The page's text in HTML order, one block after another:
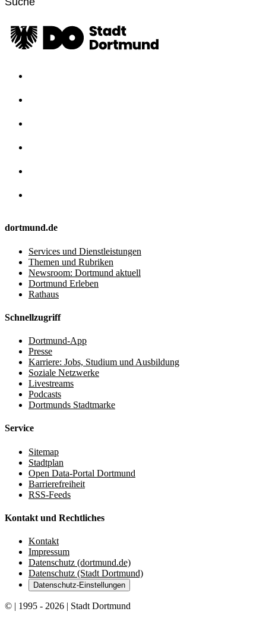
dortmund.de
Services und Dienstleistungen
Themen und Rubriken
Newsroom: Dortmund aktuell
Dortmund Erleben
Rathaus
Schnellzugriff
Dortmund-App
Presse
Karriere: Jobs, Studium und Ausbildung
Soziale Netzwerke
Livestreams
Podcasts
Dortmunds Stadtmarke
Service
Sitemap
Stadtplan
Open Data-Portal Dortmund
Barrierefreiheit
RSS-Feeds
Kontakt und Rechtliches
Kontakt
Impressum
Datenschutz (dortmund.de)
Datenschutz (Stadt Dortmund)
Datenschutz-Einstellungen
© | 1995 - 2026 | Stadt Dortmund